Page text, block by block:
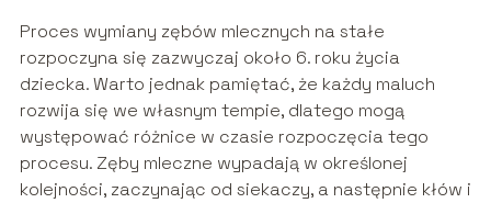
Proces wymiany zębów mlecznych na stałe
rozpoczyna się zazwyczaj około 6. roku życia
dziecka. Warto jednak pamiętać, że każdy maluch
rozwija się we własnym tempie, dlatego mogą
występować różnice w czasie rozpoczęcia tego
procesu. Zęby mleczne wypadają w określonej
kolejności, zaczynając od siekaczy, a następnie kłów i